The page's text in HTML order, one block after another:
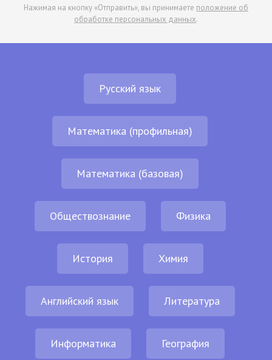
Нажимая на кнопку «Отправить», вы принимаете положение об
обработке персональных данных.
Русский язык
Математика (профильная)
Математика (базовая)
Обществознание Физика
История Химия
Английский язык Литература
Информатика География